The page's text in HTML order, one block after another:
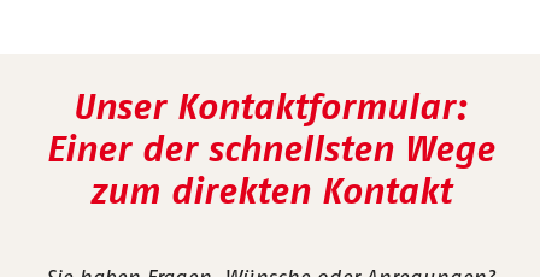
Unser Kontaktformular:
Einer der schnellsten Wege
zum direkten Kontakt